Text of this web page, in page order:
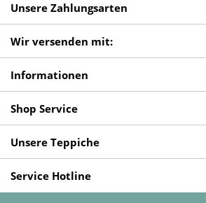
Unsere Zahlungsarten
Wir versenden mit:
Informationen
Shop Service
Unsere Teppiche
Service Hotline